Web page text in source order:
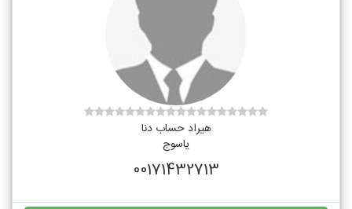
هیراد حساب دنا
یاسوج
00171432713